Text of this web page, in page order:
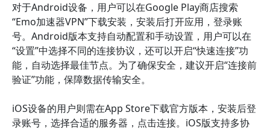
对于Android设备，用户可以在Google Play商店搜索
“Emo加速器VPN”下载安装，安装后打开应用，登录账
号。Android版本支持自动配置和手动设置，用户可以在
“设置”中选择不同的连接协议，还可以开启“快速连接”功
能，自动选择最佳节点。为了确保安全，建议开启“连接前
验证”功能，保障数据传输安全。
iOS设备的用户则需在App Store下载官方版本，安装后登
录账号，选择合适的服务器，点击连接。iOS版支持多协